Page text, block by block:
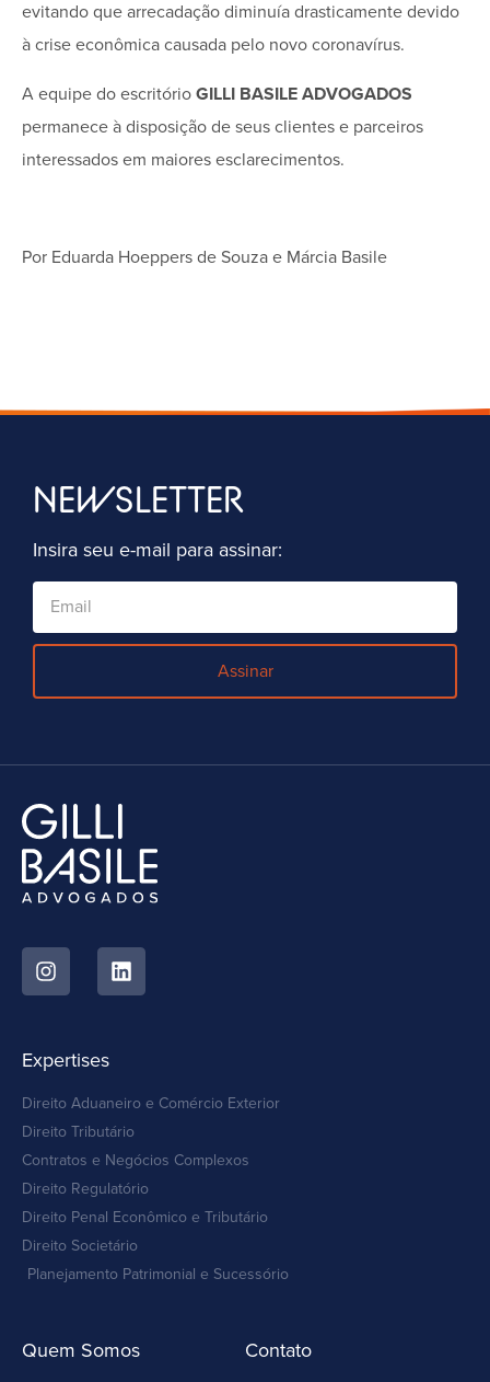
evitando que arrecadação diminuía drasticamente devido
à crise econômica causada pelo novo coronavírus.
A equipe do escritório GILLI BASILE ADVOGADOS
permanece à disposição de seus clientes e parceiros
interessados em maiores esclarecimentos.
Por Eduarda Hoeppers de Souza e Márcia Basile
NEWSLETTER
Insira seu e-mail para assinar:
Assinar
Expertises
Direito Aduaneiro e Comércio Exterior
Direito Tributário
Contratos e Negócios Complexos
Direito Regulatório
Direito Penal Econômico e Tributário
Direito Societário
Planejamento Patrimonial e Sucessório
Quem Somos Contato